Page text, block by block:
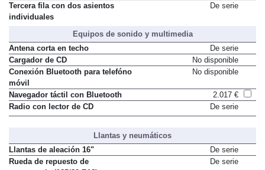
Tercera fila con dos asientos
individuales
De serie
Equipos de sonido y multimedia
Antena corta en techo
De serie
Cargador de CD
No disponible
Conexión Bluetooth para telefóno
móvil
No disponible
Navegador táctil con Bluetooth
2.017 €
Radio con lector de CD
De serie
Llantas y neumáticos
Llantas de aleación 16"
De serie
Rueda de repuesto de
De serie